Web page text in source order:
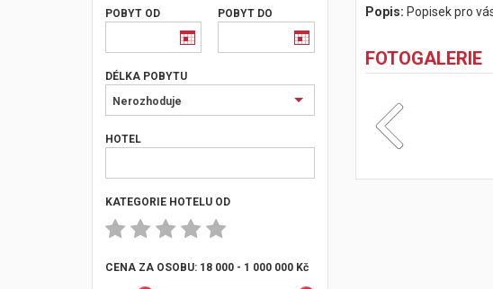
POBYT OD POBYT DO
DÉLKA POBYTU
Nerozhoduje
HOTEL
KATEGORIE HOTELU OD
CENA ZA OSOBU: 18 000 - 1 000 000 Kč
Popis: Popisek pro
FOTOGALERIE